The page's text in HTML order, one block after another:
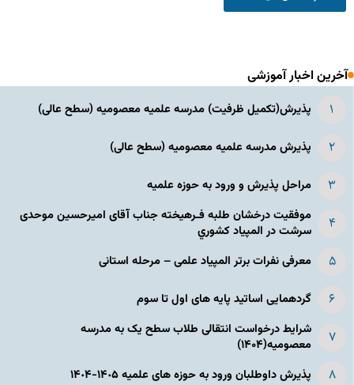
آخرین اخبار آموزشی
پذیرش(تکمیل ظرفیت) مدرسه علمیه معصومیه‌ (سطح عالی)
پذیرش مدرسه علمیه معصومیه‌ (سطح عالی)
مراحل پذیرش و ورود به حوزه علمیه
موفقیت درخشان طلبه فـرهیخته جناب آقای امیرحسین موحدی
سرشت در المپياد كشوري
معرفی نفرات برتر المپیاد علمی – مرحله استانی
گردهمایی اساتید پایه های اول تا سوم
شرایط درخواست انتقالی طلاب سطح یک به مدرسه
معصومیه(۱۴۰۴)
پذیرش داوطلبان ورود به حوزه های علمیه ١۴٠۵-١۴٠۴